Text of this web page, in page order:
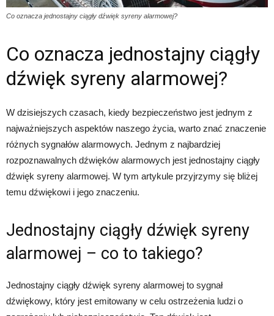
Co oznacza jednostajny ciągły dźwięk syreny alarmowej?
Co oznacza jednostajny ciągły
dźwięk syreny alarmowej?
W dzisiejszych czasach, kiedy bezpieczeństwo jest jednym z
najważniejszych aspektów naszego życia, warto znać znaczenie
różnych sygnałów alarmowych. Jednym z najbardziej
rozpoznawalnych dźwięków alarmowych jest jednostajny ciągły
dźwięk syreny alarmowej. W tym artykule przyjrzymy się bliżej
temu dźwiękowi i jego znaczeniu.
Jednostajny ciągły dźwięk syreny
alarmowej – co to takiego?
Jednostajny ciągły dźwięk syreny alarmowej to sygnał
dźwiękowy, który jest emitowany w celu ostrzeżenia ludzi o